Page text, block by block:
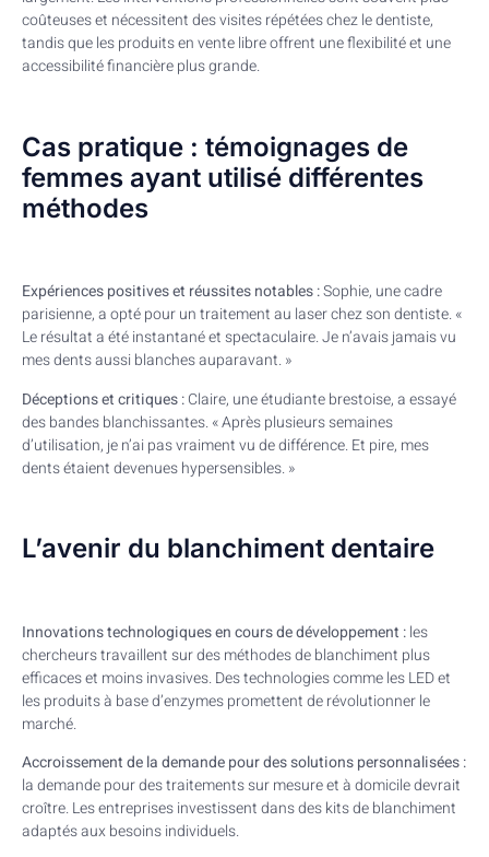
coûteuses et nécessitent des visites répétées chez le dentiste,
tandis que les produits en vente libre offrent une flexibilité et une
accessibilité financière plus grande.
Cas pratique : témoignages de
femmes ayant utilisé différentes
méthodes
Expériences positives et réussites notables :Sophie, une cadre
parisienne, a opté pour un traitement au laser chez son dentiste. «
Le résultat a été instantané et spectaculaire. Je n’avais jamais vu
mes dents aussi blanches auparavant. »
Déceptions et critiques :Claire, une étudiante brestoise, a essayé
des bandes blanchissantes. « Après plusieurs semaines
d’utilisation, je n’ai pas vraiment vu de différence. Et pire, mes
dents étaient devenues hypersensibles. »
L’avenir du blanchiment dentaire
Innovations technologiques en cours de développement :les
chercheurs travaillent sur des méthodes de blanchiment plus
efficaces et moins invasives. Des technologies comme les LED et
les produits à base d’enzymes promettent de révolutionner le
marché.
Accroissement de la demande pour des solutions personnalisées :
la demande pour des traitements sur mesure et à domicile devrait
croître. Les entreprises investissent dans des kits de blanchiment
adaptés aux besoins individuels.